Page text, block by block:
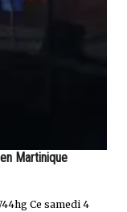
Martinique
Ce samedi 4